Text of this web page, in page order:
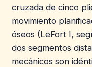
cruzada de cinco
movimiento
óseos (LeFort I,
dos segmentos
mecánicos son